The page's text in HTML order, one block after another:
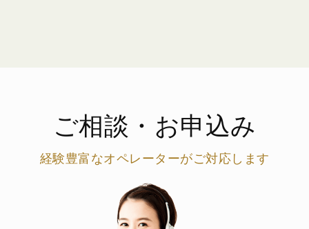
ご相談・お申込み
経験豊富なオペレーターがご対応します